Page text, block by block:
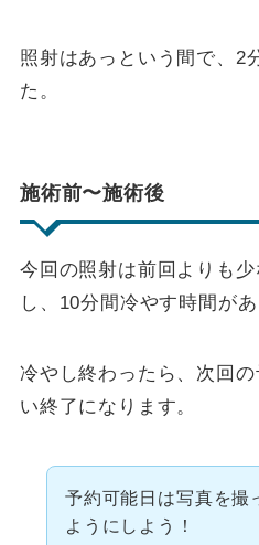
照射はあっという間で、2
た。
施術前〜施術後
今回の照射は前回よりも
し、10分間冷やす時間があ
冷やし終わったら、次回
い終了になります。
予約可能日は写真を撮
ようにしよう！